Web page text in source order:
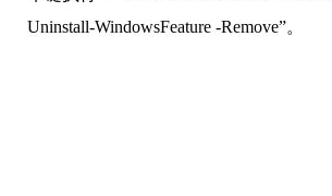
Uninstall-WindowsFeature -Remove”。